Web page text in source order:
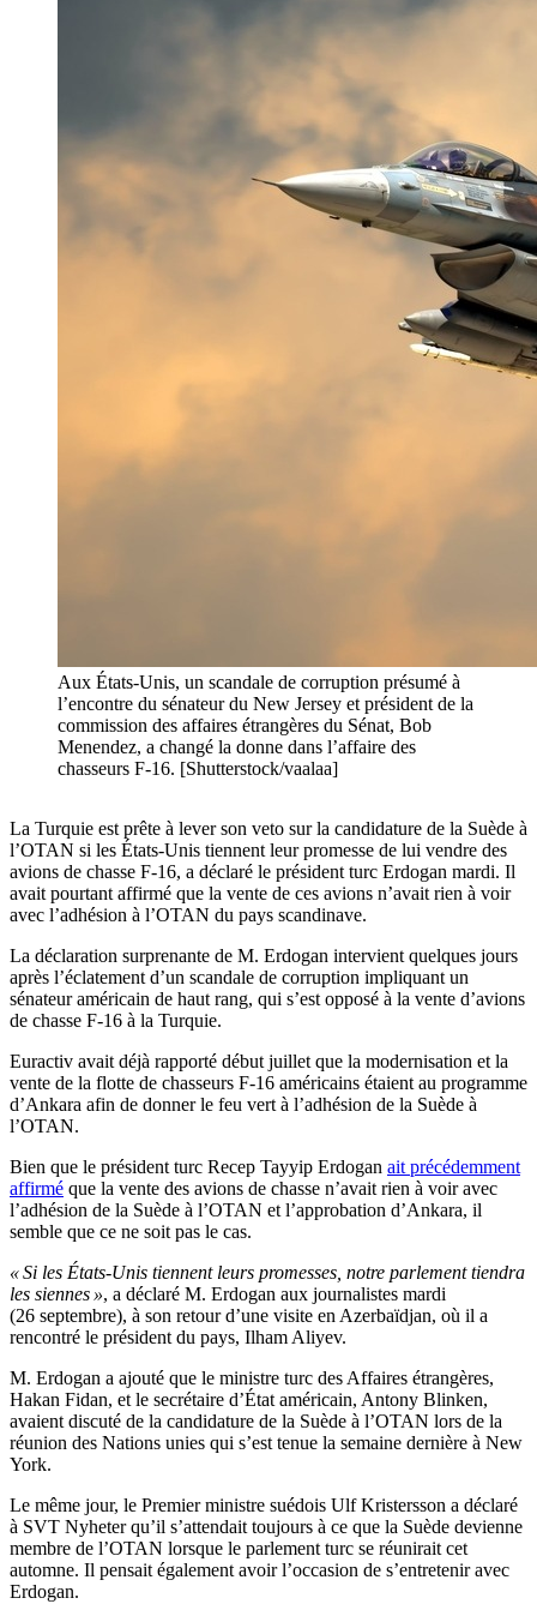
Aux États-Unis, un scandale de corruption présumé à
l’encontre du sénateur du New Jersey et président de la
commission des affaires étrangères du Sénat, Bob
Menendez, a changé la donne dans l’affaire des
chasseurs F-16. [Shutterstock/vaalaa]
La Turquie est prête à lever son veto sur la candidature de la Suède à
l’OTAN si les États-Unis tiennent leur promesse de lui vendre des
avions de chasse F-16, a déclaré le président turc Erdogan mardi. Il
avait pourtant affirmé que la vente de ces avions n’avait rien à voir
avec l’adhésion à l’OTAN du pays scandinave.
La déclaration surprenante de M. Erdogan intervient quelques jours
après l’éclatement d’un scandale de corruption impliquant un
sénateur américain de haut rang, qui s’est opposé à la vente d’avions
de chasse F-16 à la Turquie.
Euractiv avait déjà rapporté début juillet que la modernisation et la
vente de la flotte de chasseurs F-16 américains étaient au programme
d’Ankara afin de donner le feu vert à l’adhésion de la Suède à
l’OTAN.
Bien que le président turc Recep Tayyip Erdogan ait précédemment
affirmé que la vente des avions de chasse n’avait rien à voir avec
l’adhésion de la Suède à l’OTAN et l’approbation d’Ankara, il
semble que ce ne soit pas le cas.
« Si les États-Unis tiennent leurs promesses, notre parlement tiendra
les siennes », a déclaré M. Erdogan aux journalistes mardi
(26 septembre), à son retour d’une visite en Azerbaïdjan, où il a
rencontré le président du pays, Ilham Aliyev.
M. Erdogan a ajouté que le ministre turc des Affaires étrangères,
Hakan Fidan, et le secrétaire d’État américain, Antony Blinken,
avaient discuté de la candidature de la Suède à l’OTAN lors de la
réunion des Nations unies qui s’est tenue la semaine dernière à New
York.
Le même jour, le Premier ministre suédois Ulf Kristersson a déclaré
à SVT Nyheter qu’il s’attendait toujours à ce que la Suède devienne
membre de l’OTAN lorsque le parlement turc se réunirait cet
automne. Il pensait également avoir l’occasion de s’entretenir avec
Erdogan.